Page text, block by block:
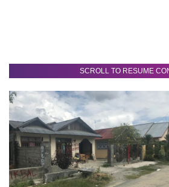
SCROLL TO RESUME